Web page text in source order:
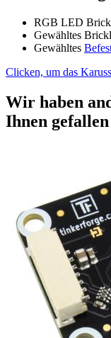
RGB LED
Gewähltes
Gewähltes
Clicken, um das
Wir haben
Ihnen